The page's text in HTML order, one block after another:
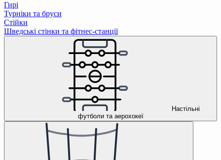
Гирі
Турніки та бруси
Стійки
Шведські стінки та фітнес-станції
Настільні
футболи та аерохокеї